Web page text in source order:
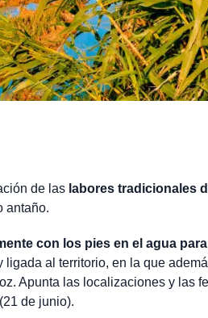
de las labores tradicionales
antaño.
con los pies en el agua para
al territorio, en la que
Apunta las localizaciones y las
de junio).